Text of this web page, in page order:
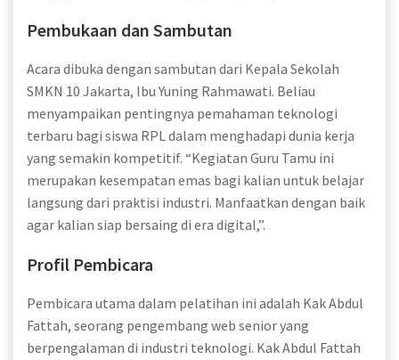
Pembukaan dan Sambutan
Acara dibuka dengan sambutan dari Kepala Sekolah
SMKN 10 Jakarta, Ibu Yuning Rahmawati. Beliau
menyampaikan pentingnya pemahaman teknologi
terbaru bagi siswa RPL dalam menghadapi dunia kerja
yang semakin kompetitif. “Kegiatan Guru Tamu ini
merupakan kesempatan emas bagi kalian untuk belajar
langsung dari praktisi industri. Manfaatkan dengan baik
agar kalian siap bersaing di era digital,”.
Profil Pembicara
Pembicara utama dalam pelatihan ini adalah Kak Abdul
Fattah, seorang pengembang web senior yang
berpengalaman di industri teknologi. Kak Abdul Fattah